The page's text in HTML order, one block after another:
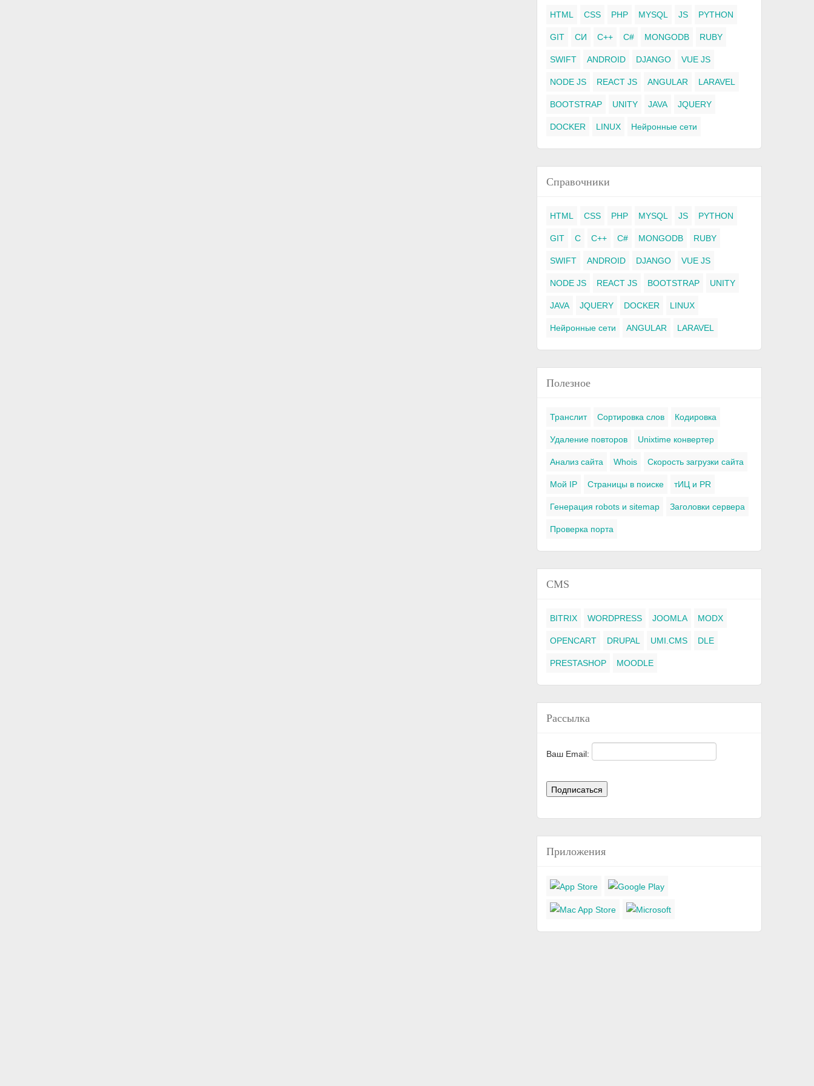
HTML CSS PHP MYSQL JS PYTHON
GIT СИ C++ C# MONGODB RUBY
SWIFT ANDROID DJANGO VUE JS
NODE JS REACT JS ANGULAR LARAVEL
BOOTSTRAP UNITY JAVA JQUERY
DOCKER LINUX Нейронные сети
Справочники
HTML CSS PHP MYSQL JS PYTHON
GIT C C++ C# MONGODB RUBY
SWIFT ANDROID DJANGO VUE JS
NODE JS REACT JS BOOTSTRAP UNITY
JAVA JQUERY DOCKER LINUX
Нейронные сети ANGULAR LARAVEL
Полезное
Транслит Сортировка слов Кодировка
Удаление повторов Unixtime конвертер
Анализ сайта Whois Скорость загрузки сайта
Мой IP Страницы в поиске тИЦ и PR
Генерация robots и sitemap Заголовки сервера
Проверка порта
CMS
BITRIX WORDPRESS JOOMLA MODX
OPENCART DRUPAL UMI.CMS DLE
PRESTASHOP MOODLE
Рассылка
Ваш Email:
Приложения